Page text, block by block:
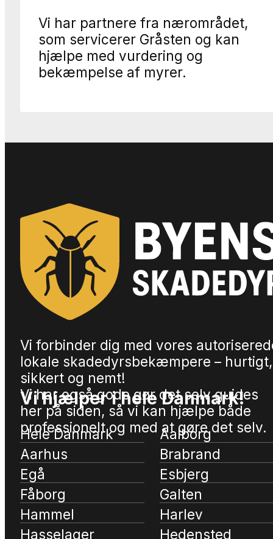
Vi har partnere fra nærområdet,
som servicerer Gråsten og kan
hjælpe med vurdering og
bekæmpelse af myrer.
Vi forbinder dig med vores
lokale skadedyrsbekæmpere – hurtigt,
sikkert og nemt!
Vi har også gode gør det selv guides
her på siden, så vi kan hjælpe både
professionelt og med at gøre det selv.
Vi hjælper i hele Danmark!
Hele Danmark
Aalborg
Aarhus
Brabrand
Egå
Esbjerg
Fåborg
Galten
Hammel
Harlev
Hasselager
Hedensted